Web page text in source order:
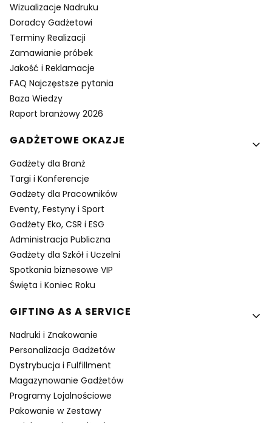
Wizualizacje Nadruku
Doradcy Gadżetowi
Terminy Realizacji
Zamawianie próbek
Jakość i Reklamacje
FAQ Najczęstsze pytania
Baza Wiedzy
Raport branżowy 2026
GADŻETOWE OKAZJE
Gadżety dla Branż
Targi i Konferencje
Gadżety dla Pracowników
Eventy, Festyny i Sport
Gadżety Eko, CSR i ESG
Administracja Publiczna
Gadżety dla Szkół i Uczelni
Spotkania biznesowe VIP
Święta i Koniec Roku
GIFTING AS A SERVICE
Nadruki i Znakowanie
Personalizacja Gadżetów
Dystrybucja i Fulfillment
Magazynowanie Gadżetów
Programy Lojalnościowe
Pakowanie w Zestawy